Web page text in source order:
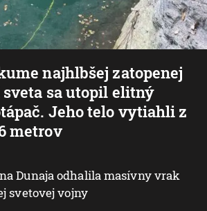
najhlbšej zatopenej
sa utopil elitný
Jeho telo vytiahli z
metrov
Dunaja odhalila masívny vrak
svetovej vojny